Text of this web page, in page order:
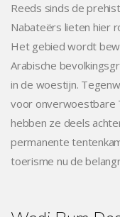
Reeds sinds de
Nabateërs lieten hier
Het gebied wordt
Arabische
in de woestijn.
voor onverwoestbare
hebben ze deels
permanente
toerisme nu de